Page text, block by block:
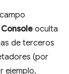
Console oculta
de terceros
(por
ejemplo,